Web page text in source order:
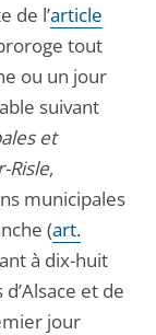
de l’article
tout
ou un jour
suivant
et
Risle,
municipales
(art.
à dix-huit
et de
jour